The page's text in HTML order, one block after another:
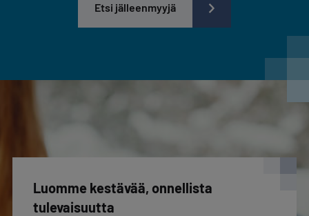
Etsi jälleenmyyjä
Luomme kestävää, onnellista
tulevaisuutta